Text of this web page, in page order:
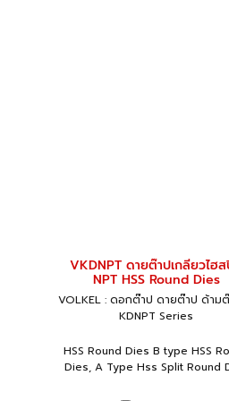
VKDNPT ดายต๊าปเกลียวไฮ
NPT HSS Round Dies
VOLKEL : ดอกต๊าป ดายต๊าป ด้าม
KDNPT Series
HSS Round Dies B type HSS
Dies, A Type Hss Split Round